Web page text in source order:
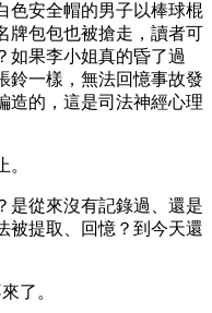
色安全帽的男子以棒球棍
牌包包也被搶走，讀者可
如果李小姐真的昏了過
鈴一樣，無法回憶事故發
造的，這是司法神經心理
是從來沒有記錄過、還是
被提取、回憶？到今天還
了。